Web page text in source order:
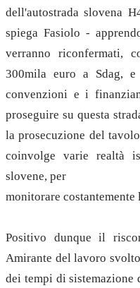
dell'autostrada slovena
spiega Fasiolo -
verranno riconfermati,
300mila euro a Sdag,
convenzioni e i
proseguire su questa
la prosecuzione del
coinvolge varie realtà
slovene, per
monitorare
Positivo dunque il
Amirante del lavoro
dei tempi di sistemazione